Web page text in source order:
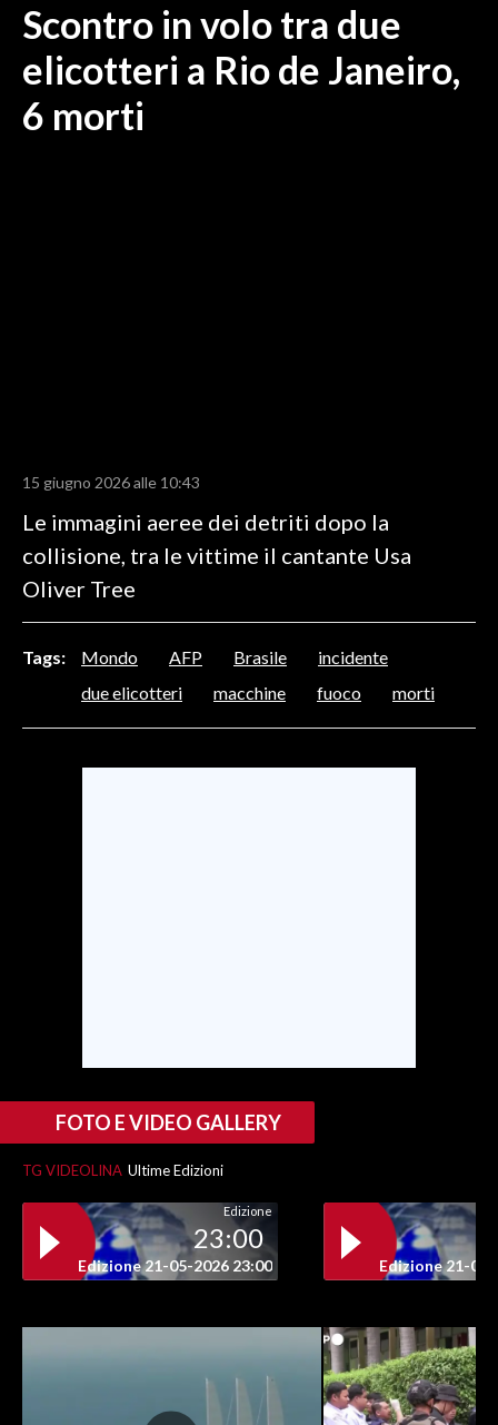
ITALIA
MONDO
RISULTATI E CLASSIFICHE
CALCIO
CALCIO REGIONALE
BASKET
VOLLEY
MOTORI
EVENTI
#CARAUNIONE
3 MINUTI CON
INSULARITÀ
INFO AZIENDE
Scontro in volo tra due
elicotteri a Rio de Janeiro,
6 morti
15 giugno 2026 alle 10:43
Le immagini aeree dei detriti dopo la
collisione, tra le vittime il cantante Usa
Oliver Tree
Tags: Mondo AFP Brasile
incidente
due elicotteri
macchine fuoco morti
FOTO E VIDEO GALLERY
TG VIDEOLINA Ultime Edizioni
Edizione
23:00
Edizione 21-05-2026 23:00 Edizione 21-05-